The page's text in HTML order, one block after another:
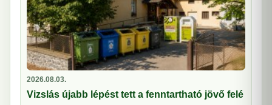
2026.08.03.
Vizslás újabb lépést tett a fenntartható jövő felé